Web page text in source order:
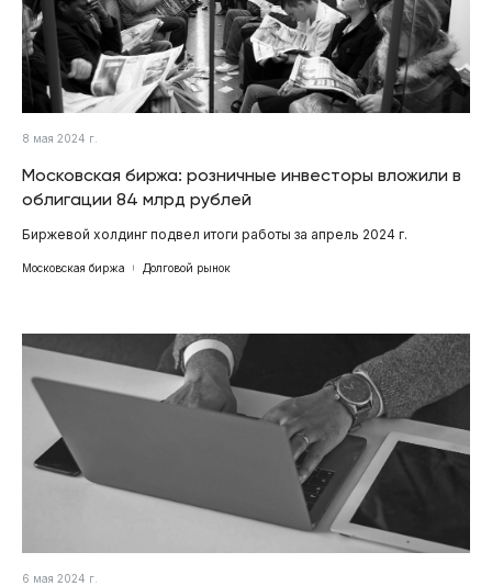
8 мая 2024 г.
Московская биржа: розничные инвесторы вложили в
облигации 84 млрд рублей
Биржевой холдинг подвел итоги работы за апрель 2024 г.
Московская биржа Долговой рынок
6 мая 2024 г.